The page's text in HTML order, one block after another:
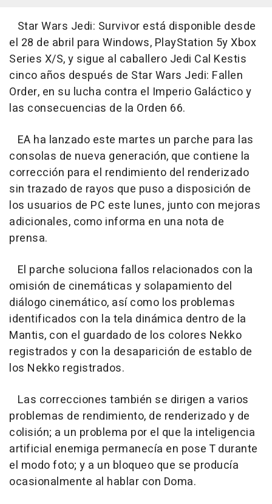
Star Wars Jedi: Survivor está disponible desde
el 28 de abril para Windows, PlayStation 5y Xbox
Series X/S, y sigue al caballero Jedi Cal Kestis
cinco años después de Star Wars Jedi: Fallen
Order, en su lucha contra el Imperio Galáctico y
las consecuencias de la Orden 66.
EA ha lanzado este martes un parche para las
consolas de nueva generación, que contiene la
corrección para el rendimiento del renderizado
sin trazado de rayos que puso a disposición de
los usuarios de PC este lunes, junto con mejoras
adicionales, como informa en una nota de
prensa.
El parche soluciona fallos relacionados con la
omisión de cinemáticas y solapamiento del
diálogo cinemático, así como los problemas
identificados con la tela dinámica dentro de la
Mantis, con el guardado de los colores Nekko
registrados y con la desaparición de establo de
los Nekko registrados.
Las correcciones también se dirigen a varios
problemas de rendimiento, de renderizado y de
colisión; a un problema por el que la inteligencia
artificial enemiga permanecía en pose T durante
el modo foto; y a un bloqueo que se producía
ocasionalmente al hablar con Doma.